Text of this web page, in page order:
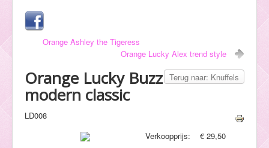
Orange Ashley the Tigeress
Orange Lucky Alex trend style
Terug naar: Knuffels
Orange Lucky Buzz
modern classic
LD008
Verkoopprijs:
€ 29,50